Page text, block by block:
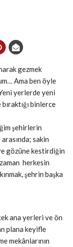
gezmek
Ama ben öyle
yerlerde yeni
binlerce
şehirlerin
sakin
gözüne kestirdiğin
herkesin
şehrin başka
ana yerleri ve ön
plana keyifle
mekânlarının